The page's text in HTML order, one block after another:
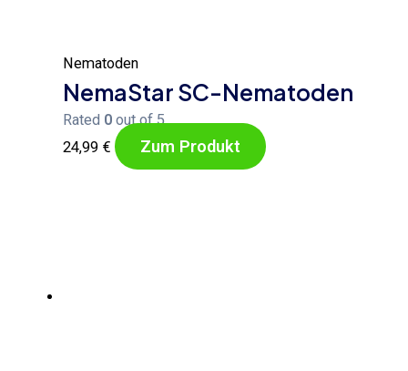
Nematoden
NemaStar SC-Nematoden
Rated 0 out of 5
24,99 € Zum Produkt